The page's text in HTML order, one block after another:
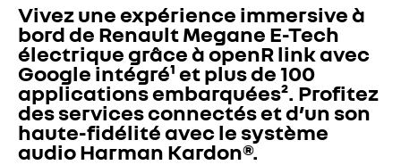
Vivez une expérience immersive à
bord de Renault Megane E-Tech
électrique grâce à openR link avec
Google intégré¹ et plus de 100
applications embarquées². Profitez
des services connectés et d’un son
haute-fidélité avec le système
audio Harman Kardon®.